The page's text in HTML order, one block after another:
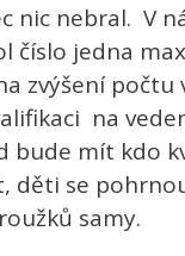
nic nebral. V
číslo jedna
zvýšení počtu
na
bude mít kdo
děti se
samy.